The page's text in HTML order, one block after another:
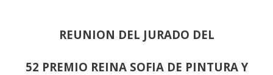
REUNION DEL JURADO DEL
52 PREMIO REINA SOFIA DE PINTURA Y